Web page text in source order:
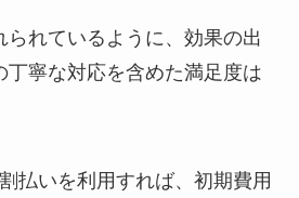
られているように、効果の出
丁寧な対応を含めた満足度は
払いを利用すれば、初期費用